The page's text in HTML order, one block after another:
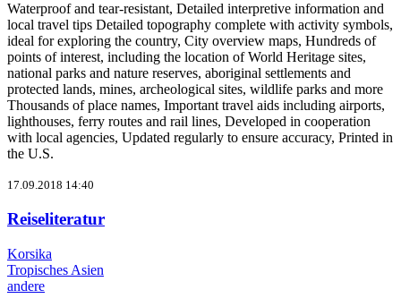
Waterproof and tear-resistant, Detailed interpretive information and
local travel tips Detailed topography complete with activity symbols,
ideal for exploring the country, City overview maps, Hundreds of
points of interest, including the location of World Heritage sites,
national parks and nature reserves, aboriginal settlements and
protected lands, mines, archeological sites, wildlife parks and more
Thousands of place names, Important travel aids including airports,
lighthouses, ferry routes and rail lines, Developed in cooperation
with local agencies, Updated regularly to ensure accuracy, Printed in
the U.S.
17.09.2018 14:40
Reiseliteratur
Korsika
Tropisches Asien
andere